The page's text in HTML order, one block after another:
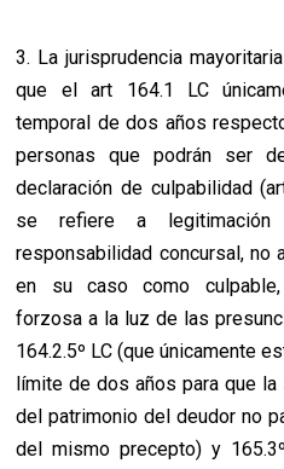
3. La jurisprudencia
que el art 164.1 LC
temporal de dos años
personas que podrán ser
declaración de culpabilidad
se refiere a
responsabilidad concursal, no
en su caso como
forzosa a la luz de las
164.2.5º LC (que únicamente
límite de dos años para que
del patrimonio del deudor no
del mismo precepto) y